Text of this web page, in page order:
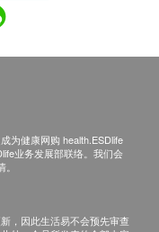
务诊断或治疗用
供本服务/产品。
或因使用此服务/
法律诉讼，健康
切有关的索偿或
或商户提出。
为健康网购 health.ESDlife
业务发展部联络。我们会
，因此生活易不会预先审查